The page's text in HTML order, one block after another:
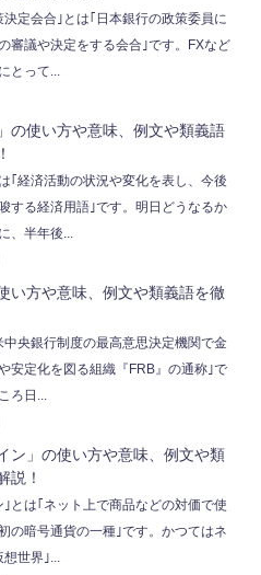
決定会合｣とは｢日本銀行の政策委員に
審議や決定をする会合｣です。FXなど
とって...
の使い方や意味、例文や類義語
｢経済活動の状況や変化を表し、今後
する経済用語｣です。明日どうなるか
、半年後...
い方や意味、例文や類義語を徹
中央銀行制度の最高意思決定機関で金
安定化を図る組織『FRB』の通称｣で
ろ日...
ン」の使い方や意味、例文や類
説！
｣とは｢ネット上で商品などの対価で使
の暗号通貨の一種｣です。かつてはネ
世界｣...